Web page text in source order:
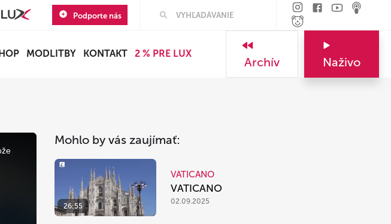
Podporte nás
MODLITBY KONTAKT 2 % PRE LUX
Archív Naživo
Mohlo by vás zaujímať:
26:55
VATICANO
VATICANO
02.09.2025